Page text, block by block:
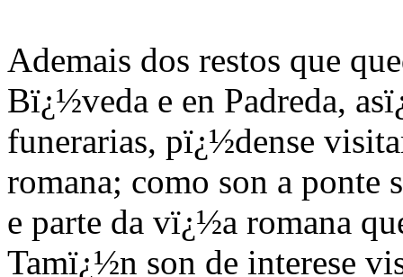
Ademais dos restos que
Bï¿½veda e en Padreda,
funerarias, pï¿½dense
romana; como son a
e parte da vï¿½a romana
Tamï¿½n son de interese